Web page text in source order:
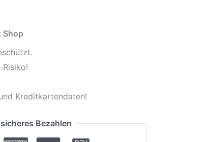
Shop
Kreditkartendaten!
Bezahlen